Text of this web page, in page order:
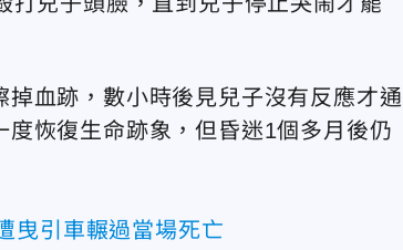
血跡，數小時後見兒子沒有反應才通
恢復生命跡象，但昏迷1個多月後仍
曳引車輾過當場死亡